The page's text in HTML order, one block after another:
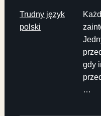
Trudny język
polski
gdy
…